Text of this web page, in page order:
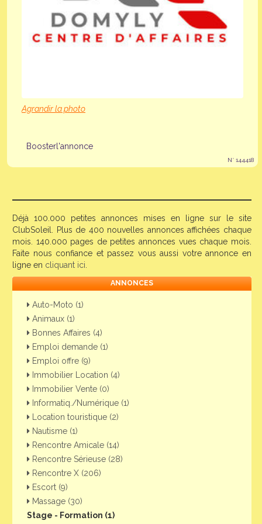
Agrandir la photo
Boosterl'annonce
N° 144418
Déjà 100.000 petites annonces mises en ligne sur le site
ClubSoleil. Plus de 400 nouvelles annonces affichées chaque
mois. 140.000 pages de petites annonces vues chaque mois.
Faite nous confiance et passez vous aussi votre annonce en
ligne en cliquant ici.
ANNONCES
Auto-Moto (1)
Animaux (1)
Bonnes Affaires (4)
Emploi demande (1)
Emploi offre (9)
Immobilier Location (4)
Immobilier Vente (0)
Informatiq./Numérique (1)
Location touristique (2)
Nautisme (1)
Rencontre Amicale (14)
Rencontre Sérieuse (28)
Rencontre X (206)
Escort (9)
Massage (30)
Stage - Formation (1)